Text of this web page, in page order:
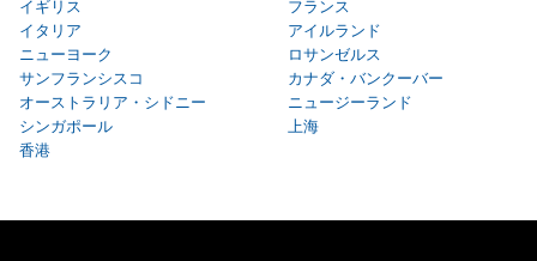
イギリス
フランス
イタリア
アイルランド
ニューヨーク
ロサンゼルス
サンフランシスコ
カナダ・バンクーバー
オーストラリア・シドニー
ニュージーランド
シンガポール
上海
香港